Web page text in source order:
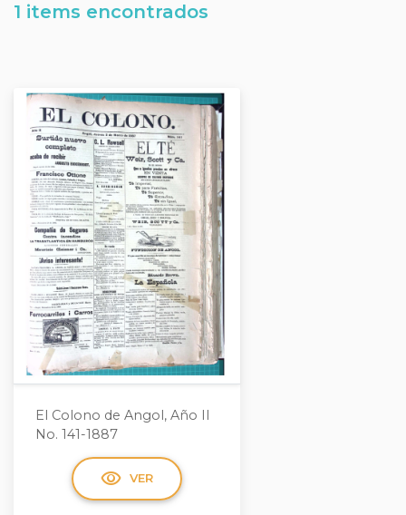
1 items encontrados
El Colono de Angol, Año II
No. 141-1887
visibility VER